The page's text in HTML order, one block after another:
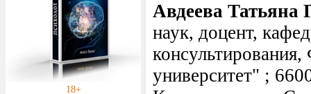
18+
Авдеева Татьяна
наук, доцент,
университет" ;